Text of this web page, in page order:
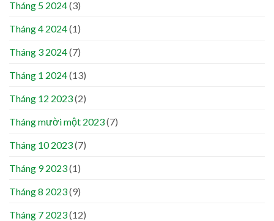
Tháng 5 2024(3)
Tháng 4 2024(1)
Tháng 3 2024(7)
Tháng 1 2024(13)
Tháng 12 2023(2)
Tháng mười một 2023(7)
Tháng 10 2023(7)
Tháng 9 2023(1)
Tháng 8 2023(9)
Tháng 7 2023(12)